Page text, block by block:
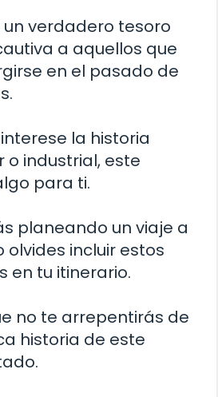
un verdadero tesoro
a aquellos que
en el pasado de
la historia
o industrial, este
para ti.
planeando un viaje a
olvides incluir estos
en tu itinerario.
no te arrepentirás de
historia de este